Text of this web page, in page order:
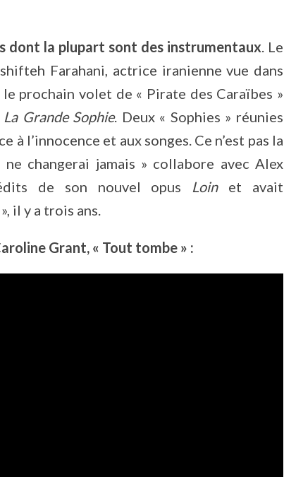
dont la plupart sont des instrumentaux. Le
Farahani, actrice iranienne vue dans
prochain volet de « Pirate des Caraïbes »
La Grande Sophie. Deux « Sophies » réunies
l’innocence et aux songes. Ce n’est pas la
changerai jamais » collabore avec Alex
de son nouvel opus Loinet avait
il y a trois ans.
Grant, « Tout tombe » :